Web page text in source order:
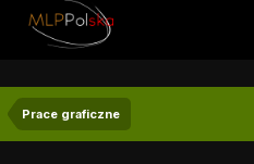
Prace graficzne